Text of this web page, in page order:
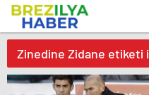
Zinedine Zidane etiketi